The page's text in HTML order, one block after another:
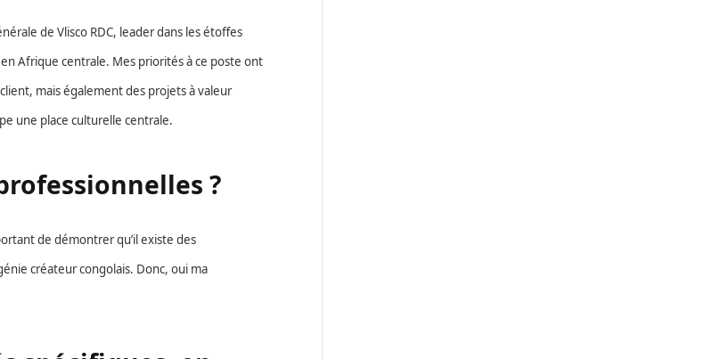
de Vlisco RDC, leader dans les étoffes
Afrique centrale. Mes priorités à ce poste ont
mais également des projets à valeur
une place culturelle centrale.
?
de démontrer qu’il existe des
créateur congolais. Donc, oui ma